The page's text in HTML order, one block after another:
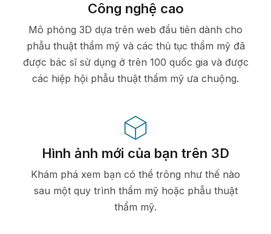
Công nghệ cao
Mô phỏng 3D dựa trên web đầu tiên dành cho
phẫu thuật thẩm mỹ và các thủ tục thẩm mỹ đã
được bác sĩ sử dụng ở trên 100 quốc gia và được
các hiệp hội phẫu thuật thẩm mỹ ưa chuộng.
Hình ảnh mới của bạn trên 3D
Khám phá xem bạn có thể trông như thế nào
sau một quy trình thẩm mỹ hoặc phẫu thuật
thẩm mỹ.